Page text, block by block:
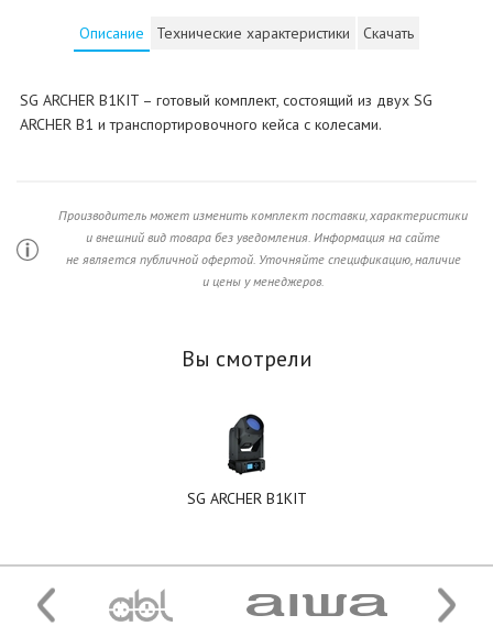
Описание Технические характеристики Скачать
SG ARCHER B1KIT – готовый комплект, состоящий из двух SG
ARCHER B1 и транспортировочного кейса с колесами.
Производитель может изменить комплект поставки, характеристики
и внешний вид товара без уведомления. Информация на сайте
не является публичной офертой. Уточняйте спецификацию, наличие
и цены у менеджеров.
Вы смотрели
SG ARCHER B1KIT